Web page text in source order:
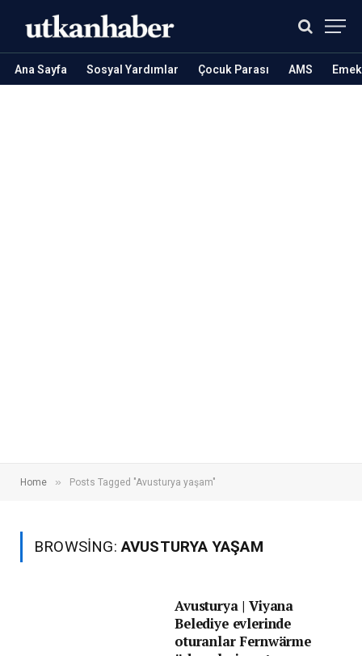
Ana Sayfa Sosyal Yardımlar Çocuk Parası AMS
Home » Posts Tagged "Avusturya yaşam"
BROWSING:AVUSTURYA YAŞAM
Avusturya | Viyana
Belediye evlerinde
oturanlar Fernwärme